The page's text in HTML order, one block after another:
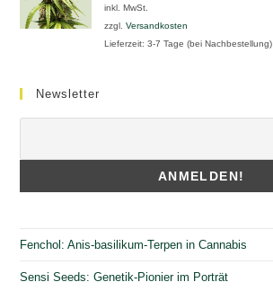
inkl. MwSt.
zzgl.Versandkosten
Lieferzeit:3-7 Tage (bei Nachbestellung)
Newsletter
Fenchol: Anis-basilikum-Terpen in Cannabis
Sensi Seeds: Genetik-Pionier im Porträt